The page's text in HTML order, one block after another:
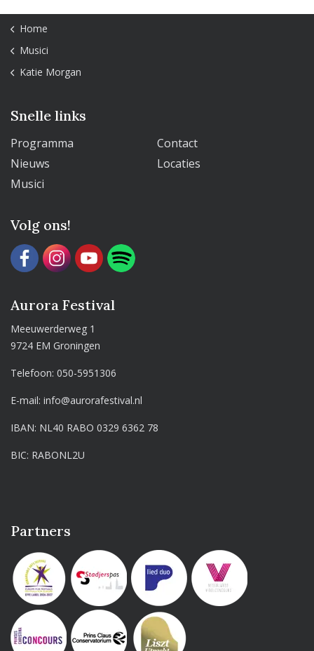
Home
Musici
Katie Morgan
Snelle links
Programma
Contact
Nieuws
Locaties
Musici
Volg ons!
Aurora Festival
Meeuwerderweg 1
9724 EM Groningen
Telefoon:050-5951306
E-mail:info@aurorafestival.nl
IBAN: NL40 RABO 0329 6362 78
BIC: RABONL2U
Partners